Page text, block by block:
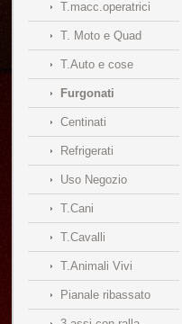
T.macc.operatrici
T. Moto e Quad
T.Auto e cose
Furgonati
Centinati
Refrigerati
Uso Negozio
T.Cani
T.Cavalli
T.Animali Vivi
Pianale ribassato